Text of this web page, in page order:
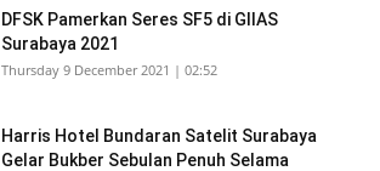
DFSK Pamerkan Seres SF5 di GIIAS
Surabaya 2021
Thursday 9 December 2021 | 02:52
Harris Hotel Bundaran Satelit Surabaya
Gelar Bukber Sebulan Penuh Selama